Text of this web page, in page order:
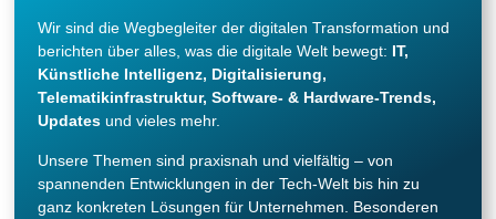
Wir sind die Wegbegleiter der digitalen Transformation und
berichten über alles, was die digitale Welt bewegt: IT,
Künstliche Intelligenz, Digitalisierung,
Telematikinfrastruktur, Software- & Hardware-Trends,
Updates und vieles mehr.
Unsere Themen sind praxisnah und vielfältig – von
spannenden Entwicklungen in der Tech-Welt bis hin zu
ganz konkreten Lösungen für Unternehmen. Besonderen